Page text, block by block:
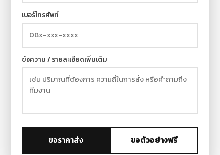
เบอร์โทรศัพท์
ข้อความ / รายละเอียดเพิ่มเติม
ขอราคาส่ง ขอตัวอย่างฟรี